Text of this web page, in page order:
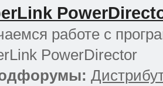
работе с
PowerDirector